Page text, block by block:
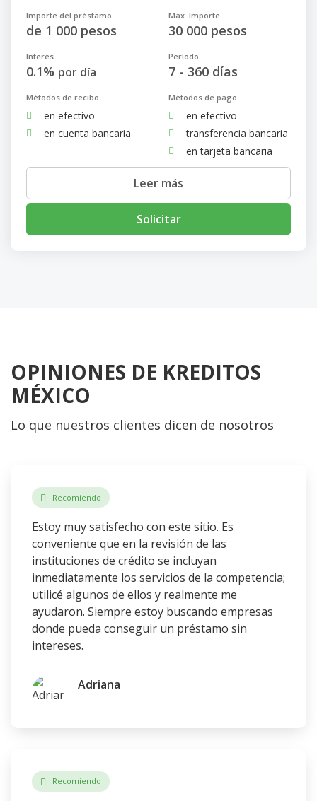
Importe del préstamo
de 1 000 pesos
Máx. Importe
30 000 pesos
Interés
0.1% por día
Período
7 - 360 días
Métodos de recibo
en efectivo
en cuenta bancaria
Métodos de pago
en efectivo
transferencia bancaria
en tarjeta bancaria
Leer más
Solicitar
OPINIONES DE KREDITOS
MÉXICO
Lo que nuestros clientes dicen de nosotros
Recomiendo
Estoy muy satisfecho con este sitio. Es
conveniente que en la revisión de las
instituciones de crédito se incluyan
inmediatamente los servicios de la competencia;
utilicé algunos de ellos y realmente me
ayudaron. Siempre estoy buscando empresas
donde pueda conseguir un préstamo sin
intereses.
Adriana
Recomiendo